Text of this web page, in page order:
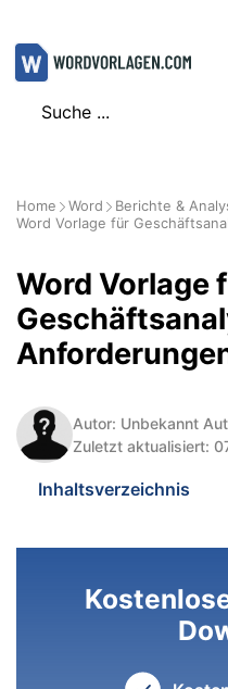
Zum
Inhalt
Home Word
Berichte &
Word Vorlage für
Word Vorlage
Autor: Unbekannt
Zuletzt aktualisiert:
Inhaltsverzeichnis